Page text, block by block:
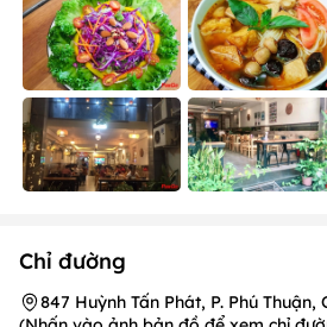
Chỉ đường
847 Huỳnh Tấn Phát, P. Phú Thuận,